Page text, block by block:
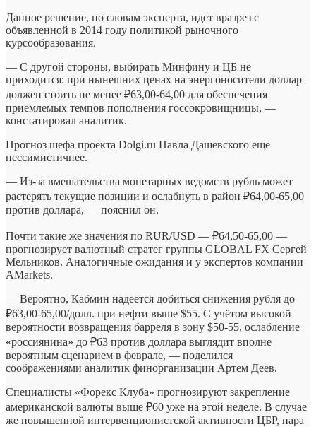
Данное решение, по словам эксперта, идет вразрез с
объявленной в 2014 году политикой рыночного
курсообразования.
— С другой стороны, выбирать Минфину и ЦБ не
приходится: при нынешних ценах на энергоносители доллар
должен стоить не менее ₽63,00-64,00 для обеспечения
приемлемых темпов пополнения госсокровищницы, —
констатировал аналитик.
Прогноз шефа проекта Dolgi.ru Павла Дашевского еще
пессимистичнее.
— Из-за вмешательства монетарных ведомств рубль может
растерять текущие позиции и ослабнуть в район ₽64,00-65,00
против доллара, — пояснил он.
Почти такие же значения по RUR/USD — ₽64,50-65,00 —
прогнозирует валютный стратег группы GLOBAL FX Сергей
Мельников. Аналогичные ожидания и у экспертов компании
AMarkets.
— Вероятно, Кабмин надеется добиться снижения рубля до
₽63,00-65,00/долл. при нефти выше $55. С учётом высокой
вероятности возвращения барреля в зону $50-55, ослабление
«россиянина» до ₽63 против доллара выглядит вполне
вероятным сценарием в феврале, — поделился
соображениями аналитик финорганизации Артем Деев.
Специалисты «Форекс Клуба» прогнозируют закрепление
американской валюты выше ₽60 уже на этой неделе. В случае
же повышенной интервенционистской активности ЦБР, пара